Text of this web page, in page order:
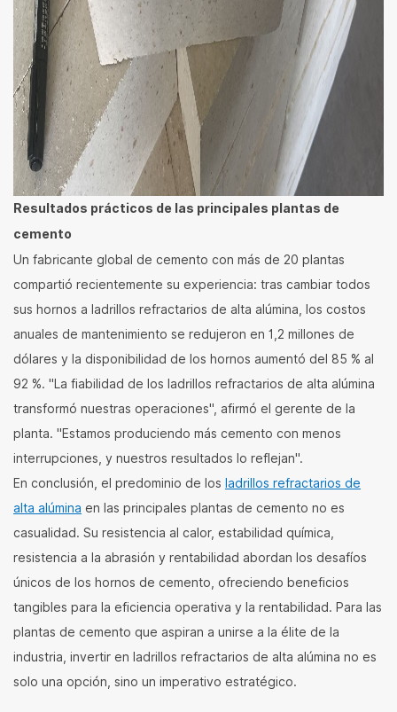
Resultados prácticos de las principales plantas de
cemento
Un fabricante global de cemento con más de 20 plantas
compartió recientemente su experiencia: tras cambiar todos
sus hornos a ladrillos refractarios de alta alúmina, los costos
anuales de mantenimiento se redujeron en 1,2 millones de
dólares y la disponibilidad de los hornos aumentó del 85 % al
92 %. "La fiabilidad de los ladrillos refractarios de alta alúmina
transformó nuestras operaciones", afirmó el gerente de la
planta. "Estamos produciendo más cemento con menos
interrupciones, y nuestros resultados lo reflejan".
En conclusión, el predominio de los ladrillos refractarios de
alta alúmina en las principales plantas de cemento no es
casualidad. Su resistencia al calor, estabilidad química,
resistencia a la abrasión y rentabilidad abordan los desafíos
únicos de los hornos de cemento, ofreciendo beneficios
tangibles para la eficiencia operativa y la rentabilidad. Para las
plantas de cemento que aspiran a unirse a la élite de la
industria, invertir en ladrillos refractarios de alta alúmina no es
solo una opción, sino un imperativo estratégico.